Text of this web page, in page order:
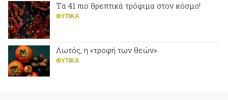
Tα 41 πιο θρεπτικά τρόφιμα στον κόσμο!
ΦΥΤΙΚA
Λωτός, η «τροφή των θεών»
ΦΥΤΙΚA